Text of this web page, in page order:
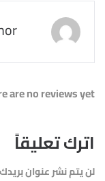
are no reviews yet.
اترك تعليقاً
لن يتم نشر عنوان